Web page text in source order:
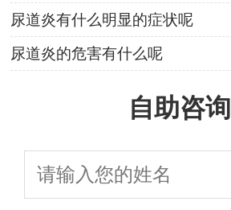
尿道炎有什么明显的症状呢
尿道炎的危害有什么呢
自助咨询